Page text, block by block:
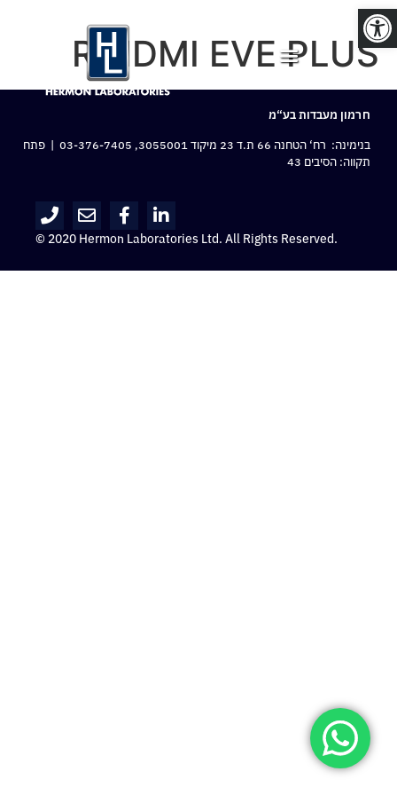
פתח סרגל נגישות
ROIDMI EVE PLUS
חרמון מעבדות בע“מ
בנימינה: רח‘ הטחנה 66 ת.ד 23 מיקוד 3055001,
03-376-7405 | פתח
תקווה: הסיבים 43
© 2020 Hermon Laboratories Ltd. All Rights Reserved.